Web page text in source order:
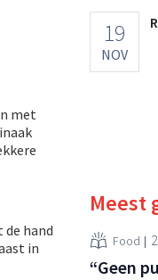
met
de hand
in
19
NOV
Meest
Food
“Geen